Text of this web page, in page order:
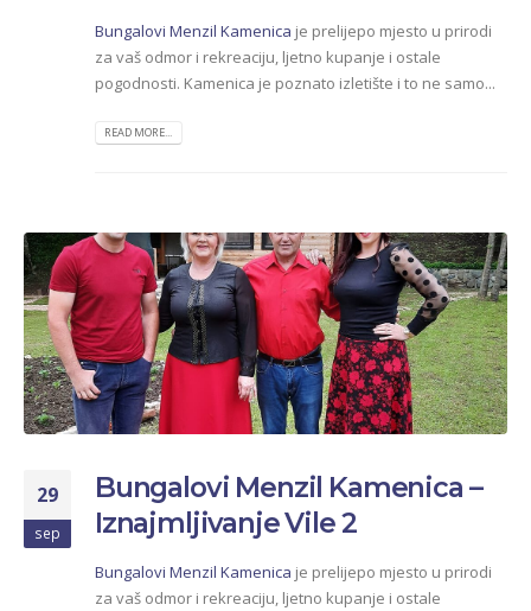
Bungalovi Menzil Kamenica je prelijepo mjesto u prirodi
za vaš odmor i rekreaciju, ljetno kupanje i ostale
pogodnosti. Kamenica je poznato izletište i to ne samo...
READ MORE...
29
sep
Bungalovi Menzil Kamenica –
Iznajmljivanje Vile 2
Bungalovi Menzil Kamenica je prelijepo mjesto u prirodi
za vaš odmor i rekreaciju, ljetno kupanje i ostale